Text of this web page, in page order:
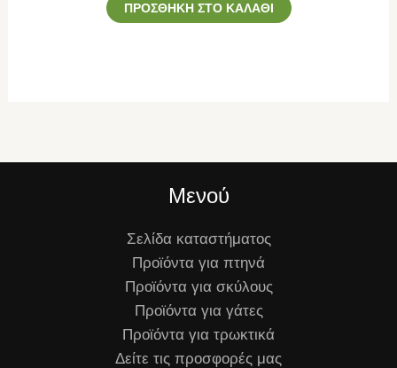
ΠΡΟΣΘΉΚΗ ΣΤΟ ΚΑΛΆΘΙ
Μενού
Σελίδα καταστήματος
Προϊόντα για πτηνά
Προϊόντα για σκύλους
Προϊόντα για γάτες
Προϊόντα για τρωκτικά
Δείτε τις προσφορές μας